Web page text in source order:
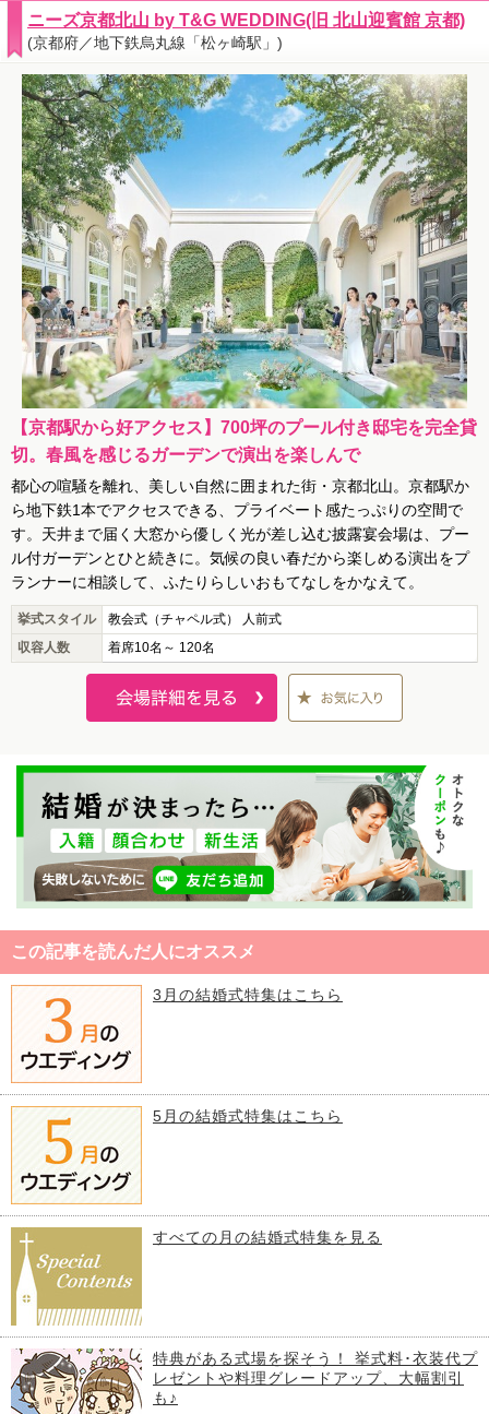
ニーズ京都北山 by T&G WEDDING(旧 北山迎賓館 京都)
(京都府／地下鉄烏丸線「松ヶ崎駅」)
【京都駅から好アクセス】700坪のプール付き邸宅を完全貸
切。春風を感じるガーデンで演出を楽しんで
都心の喧騒を離れ、美しい自然に囲まれた街・京都北山。京都駅か
ら地下鉄1本でアクセスできる、プライベート感たっぷりの空間で
す。天井まで届く大窓から優しく光が差し込む披露宴会場は、プー
ル付ガーデンとひと続きに。気候の良い春だから楽しめる演出をプ
ランナーに相談して、ふたりらしいおもてなしをかなえて。
挙式スタイル
教会式（チャペル式） 人前式
収容人数
着席10名～ 120名
この記事を読んだ人にオススメ
3月の結婚式特集はこちら
5月の結婚式特集はこちら
すべての月の結婚式特集を見る
特典がある式場を探そう！ 挙式料･衣装代プ
レゼントや料理グレードアップ、大幅割引
も♪